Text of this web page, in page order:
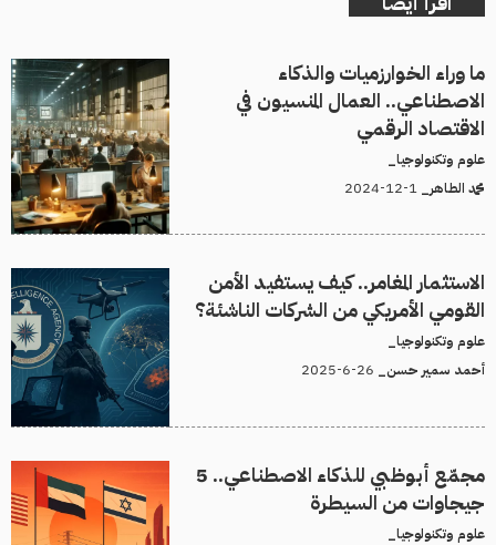
ما وراء الخوارزميات والذكاء
الاصطناعي.. العمال المنسيون في
الاقتصاد الرقمي
علوم وتكنولوجيا_
محمد الطاهر_
الاستثمار المغامر.. كيف يستفيد الأمن
القومي الأمريكي من الشركات الناشئة؟
علوم وتكنولوجيا_
أحمد سمير حسن_
مجمّع أبوظبي للذكاء الاصطناعي.. 5
جيجاوات من السيطرة
علوم وتكنولوجيا_